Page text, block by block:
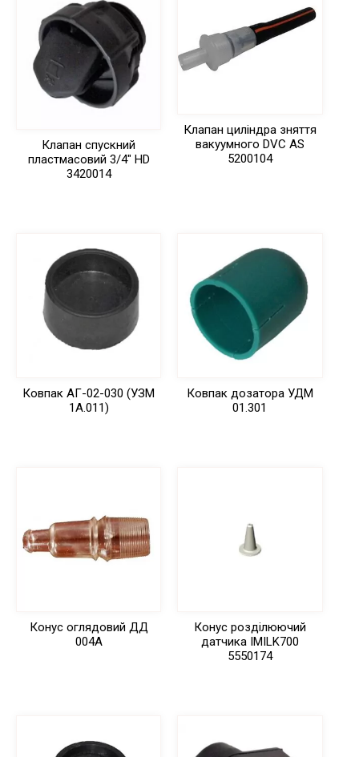
Клапан спускний
пластмасовий 3/4″ HD
3420014
Клапан циліндра зняття
вакуумного DVC AS
5200104
Ковпак АГ-02-030 (УЗМ
1А.011)
Ковпак дозатора УДМ
01.301
Конус оглядовий ДД
004А
Конус розділюючий
датчика IMILK700
5550174